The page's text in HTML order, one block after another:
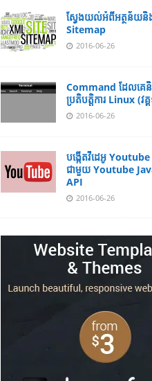
ស្វែង​យល់​​អំពី​អត្ថន័យ​​និង​
Sitemap
2016-06-26
Command ដែល​​គេ​​និ
ប្រតិបត្តិការ​ Linux (វគ្
2016-06-26
បង្កើតវីដេអូ
ជាមួយ Youtube
API
2016-06-26